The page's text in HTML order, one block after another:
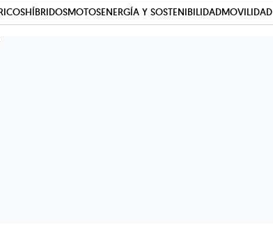
HÍBRIDOSMOTOSENERGÍA Y SOSTENIBILIDADMOVILIDAD